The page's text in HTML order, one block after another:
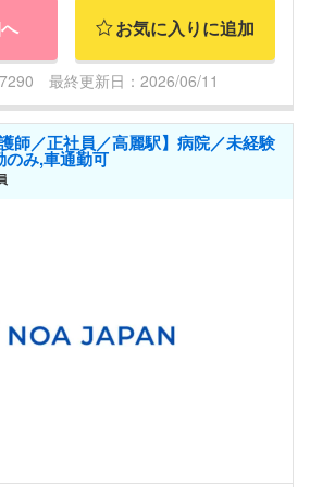
お気に入りに追加
最終更新日：2026/06/11
師／正社員／高麗駅】病院／未経験
のみ,車通勤可